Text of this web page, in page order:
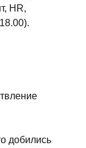
HR,
добились